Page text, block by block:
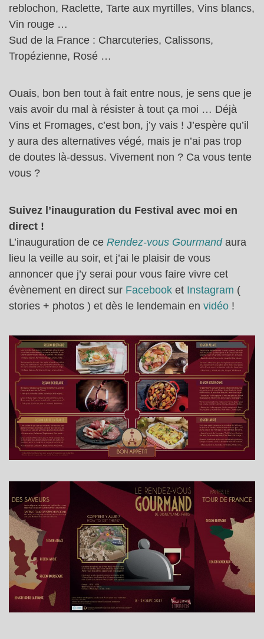
reblochon, Raclette, Tarte aux myrtilles, Vins blancs,
Vin rouge …
Sud de la France : Charcuteries, Calissons,
Tropézienne, Rosé …
Ouais, bon ben tout à fait entre nous, je sens que je
vais avoir du mal à résister à tout ça moi … Déjà
Vins et Fromages, c’est bon, j’y vais ! J’espère qu’il
y aura des alternatives végé, mais je n’ai pas trop
de doutes là-dessus. Vivement non ? Ca vous tente
vous ?
Suivez l’inauguration du Festival avec moi en
direct !
L’inauguration de ce Rendez-vous Gourmand aura
lieu la veille au soir, et j’ai le plaisir de vous
annoncer que j’y serai pour vous faire vivre cet
évènement en direct sur Facebook et Instagram (
stories + photos ) et dès le lendemain en vidéo !